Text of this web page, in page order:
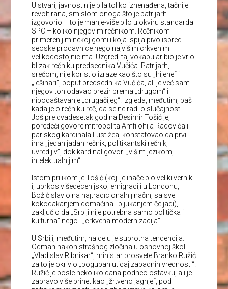
U stvari, javnost nije bila toliko iznenađena, tačnije
revoltirana, smislom onoga što je patrijarh
izgovorio – to je manje-više bilo u okviru standarda
SPC – koliko njegovim rečnikom. Rečnikom
primerenijim nekoj gomili koja ispija pivo ispred
seoske prodavnice nego najvišim crkvenim
velikodostojnicima. Uzgred, taj vokabular bio je vrlo
blizak rečniku predsednika Vučića. Patrijarh,
srećom, nije koristio izraze kao što su „hijene“ i
„lešinari“, poput predsednika Vučića, ali je već sam
njegov ton odavao prezir prema „drugom“ i
nipodaštavanje „drugačijeg“. Izgleda, međutim, baš
kada je o rečniku reč, da se ne radi o slučajnosti.
Još pre dvadesetak godina Desimir Tošić je,
poredeći govore mitropolita Amfilohija Radovića i
pariskog kardinala Lustižea, konstatovao da prvi
ima „jedan jadan rečnik, politikantski rečnik,
uvredljiv“, dok kardinal govori „višim jezikom,
intelektualnijim“.
Istom prilikom je Tošić (koji je inače bio veliki vernik
i, uprkos višedecenijskoj emigraciji u Londonu,
Božić slavio na najtradicionalnij način, sa sve
kokodakanjem domaćina i pijukanjem čeljadi),
zaključio da „Srbiji nije potrebna samo politička i
kulturna“ nego i „crkvena modernizacija“.
U Srbiji, međutim, na delu je suprotna tendencija.
Odmah nakon strašnog zločina u osnovnoj školi
„Vladislav Ribnikar“, ministar prosvete Branko Ružić
za to je okrivio „poguban uticaj zapadnih vrednosti“.
Ružić je posle nekoliko dana podneo ostavku, ali je
zapravo više prinet kao „žrtveno jagnje“, pod